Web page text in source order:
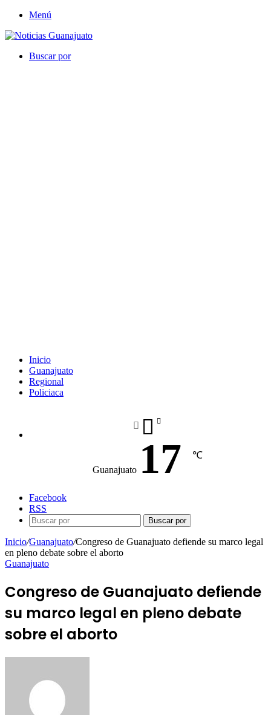
Menú
Buscar por
Inicio
Guanajuato
Regional
Policiaca
Guanajuato 17 ℃
Facebook
RSS
Buscar por
Inicio/Guanajuato/Congreso de Guanajuato defiende su marco legal
en pleno debate sobre el aborto
Guanajuato
Congreso de Guanajuato defiende
su marco legal en pleno debate
sobre el aborto